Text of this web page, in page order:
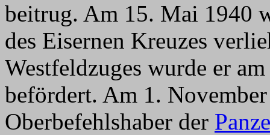
beitrug. Am 15. Mai 1940
des Eisernen Kreuzes
Westfeldzuges wurde er
befördert. Am 1.
Oberbefehlshaber der